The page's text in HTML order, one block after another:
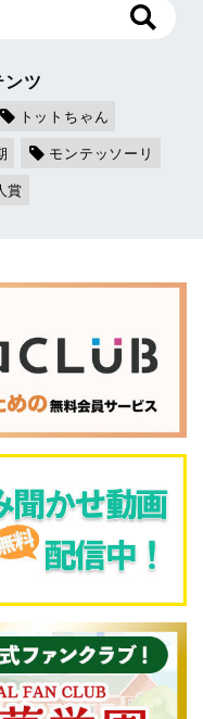
ツ
トットちゃん
モンテッソーリ
賞